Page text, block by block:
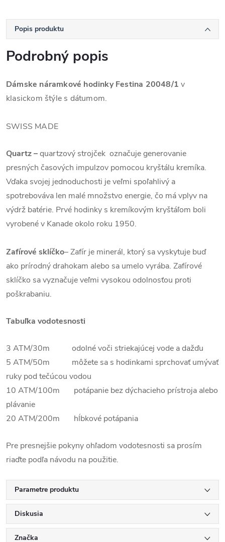
Popis produktu
Podrobný popis
Dámske náramkové hodinky Festina 20048/1 v
klasickom štýle s dátumom.
SWISS MADE
Quartz–quartzový strojček označuje generovanie
presných časových impulzov pomocou kryštálu kremíka.
Vďaka svojej jednoduchosti je veľmi spoľahlivý a
spotrebováva len malé množstvo energie, čo má vplyv na
výdrž batérie. Prvé hodinky s kremíkovým kryštáľom boli
vyrobené v Kanade okolo roku 1950.
Zafírové sklíčko–Zafír je minerál, ktorý sa vyskytuje buď
ako prírodný drahokam alebo sa umelo vyrába. Zafírové
sklíčko sa vyznačuje veľmi vysokou odolnosťou proti
poškrabaniu.
Tabuľka vodotesnosti
3 ATM/30m odolné voči striekajúcej vode a dažďu
5 ATM/50m môžete sa s hodinkami sprchovať umývať
ruky pod tečúcou vodou
10 ATM/100m potápanie bez dýchacieho prístroja alebo
plávanie
20 ATM/200m hĺbkové potápania
Pre presnejšie pokyny ohľadom vodotesnosti sa prosím
riaďte podľa návodu na použitie.
Parametre produktu
Diskusia
Značka